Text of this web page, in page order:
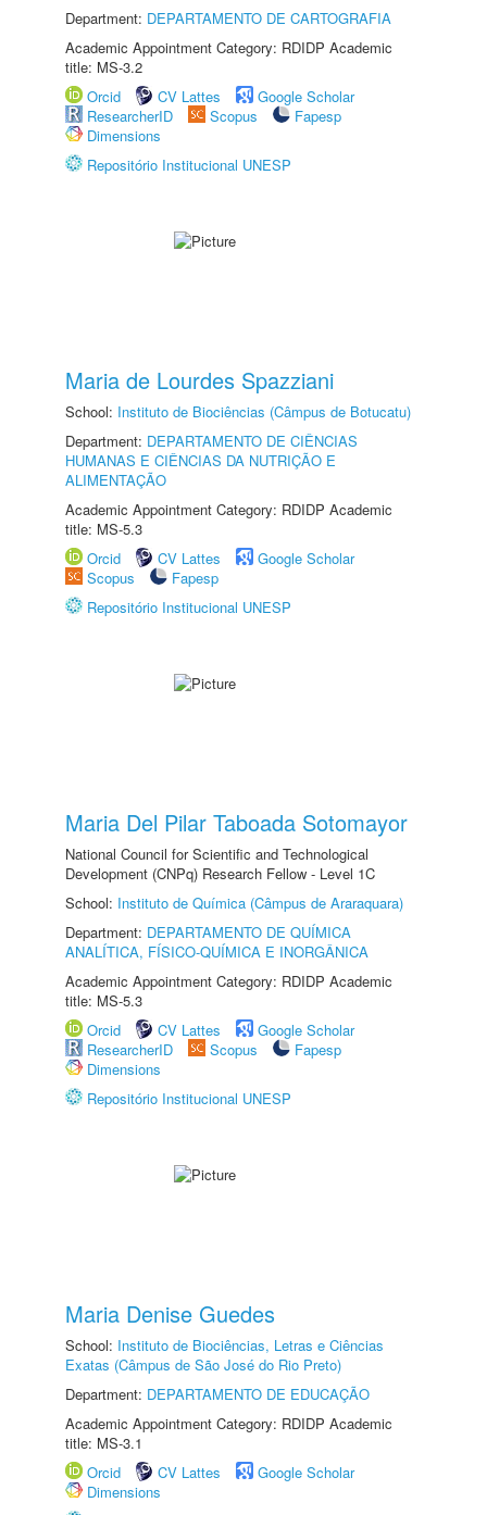
Department: DEPARTAMENTO DE CARTOGRAFIA
Academic Appointment Category: RDIDP Academic
title: MS-3.2
Orcid
CV Lattes
Google Scholar
ResearcherID
Scopus
Fapesp
Dimensions
Repositório Institucional UNESP
Maria de Lourdes Spazziani
School: Instituto de Biociências (Câmpus de Botucatu)
Department: DEPARTAMENTO DE CIÊNCIAS
HUMANAS E CIÊNCIAS DA NUTRIÇÃO E
ALIMENTAÇÃO
Academic Appointment Category: RDIDP Academic
title: MS-5.3
Orcid
CV Lattes
Google Scholar
Scopus
Fapesp
Repositório Institucional UNESP
Maria Del Pilar Taboada Sotomayor
National Council for Scientific and Technological
Development (CNPq) Research Fellow - Level 1C
School: Instituto de Química (Câmpus de Araraquara)
Department: DEPARTAMENTO DE QUÍMICA
ANALÍTICA, FÍSICO-QUÍMICA E INORGÂNICA
Academic Appointment Category: RDIDP Academic
title: MS-5.3
Orcid
CV Lattes
Google Scholar
ResearcherID
Scopus
Fapesp
Dimensions
Repositório Institucional UNESP
Maria Denise Guedes
School: Instituto de Biociências, Letras e Ciências
Exatas (Câmpus de São José do Rio Preto)
Department: DEPARTAMENTO DE EDUCAÇÃO
Academic Appointment Category: RDIDP Academic
title: MS-3.1
Orcid
CV Lattes
Google Scholar
Dimensions